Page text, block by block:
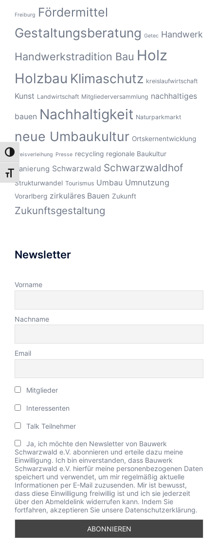
UMSCHALTEN AUF HOHE KONTRASTE
SCHRIFT VERGRÖSSERN
Freiburg Fördermittel
Gestaltungsberatung Getec Handwerk
Handwerkstradition Bau Holz
Holzbau Klimaschutz kreislaufwirtschaft
Kunst Landwirtschaft Mitgliederversammlung nachhaltiges
bauen Nachhaltigkeit Naturparkmarkt
neue Umbaukultur Ortskernentwicklung
Preisverleihung Presse recycling regionale Baukultur
Sanierung Schwarzwald Schwarzwaldhof
Strukturwandel Tourismus Umbau Umnutzung
Vorarlberg zirkuläres Bauen Zukunft
Zukunftsgestaltung
Newsletter
Vorname
Nachname
Email
Mitglieder
Interessenten
Talk Teilnehmer
Ja, ich möchte den Newsletter von Bauwerk
Schwarzwald e.V. abonnieren und erteile dazu meine
Einwilligung. Ich bin einverstanden, dass Bauwerk
Schwarzwald e.V. hierfür meine personenbezogenen Daten
speichert und verwendet, um mir regelmäßig aktuelle
Informationen per E-Mail zuzusenden. Mir ist bewusst,
dass diese Einwilligung freiwillig ist und ich sie jederzeit
über den Abmeldelink widerrufen kann. Indem Sie
fortfahren, akzeptieren Sie unsere Datenschutzerklärung.